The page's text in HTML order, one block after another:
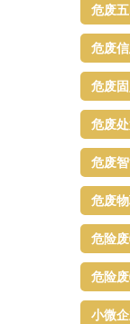
危废
危废
危废
危废
危废
危废
危险
危险
小微